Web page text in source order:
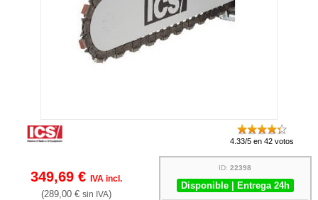
4.33/5 en 42 votos
349,69 €IVA incl.
(289,00 €sin IVA)
ID:22398
Disponible | Entrega 24h